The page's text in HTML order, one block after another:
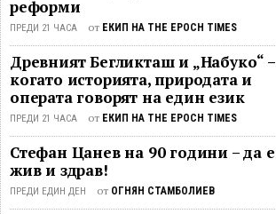
реформи
ПРЕДИ 21 ЧАСА от ЕКИП НА THE EPOCH TIMES
Древният Бегликташ и „Набуко“ –
когато историята, природата и
операта говорят на един език
ПРЕДИ 21 ЧАСА от ЕКИП НА THE EPOCH TIMES
Стефан Цанев на 90 години – да е
жив и здрав!
ПРЕДИ ЕДИН ДЕН от ОГНЯН СТАМБОЛИЕВ